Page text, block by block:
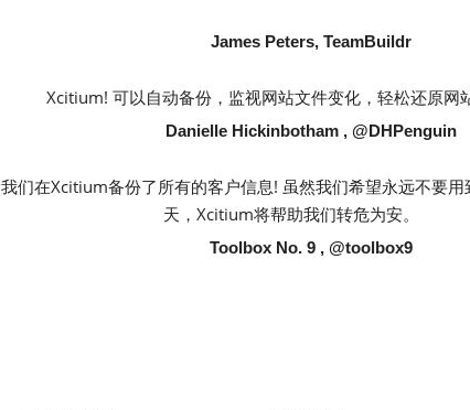
James Peters, TeamBuildr
Xcitium! 可以自动备份，监视网站文件变化，轻松还原网
Danielle Hickinbotham , @DHPenguin
我们在Xcitium备份了所有的客户信息! 虽然我们希望永远不要
天，Xcitium将帮助我们转危为安。
Toolbox No. 9 , @toolbox9